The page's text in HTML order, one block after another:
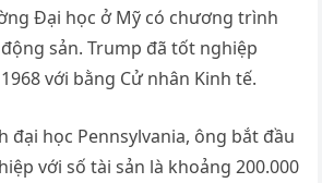
Đại học ở Mỹ có chương trình
sản. Trump đã tốt nghiệp
với bằng Cử nhân Kinh tế.
đại học Pennsylvania, ông bắt đầu
với số tài sản là khoảng 200.000